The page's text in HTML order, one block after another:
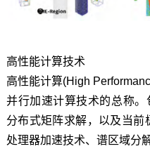
高性能计算技术
高性能计算(High
并行加速计算技术的总称。
分布式矩阵求解，以及当
处理器加速技术、谱区域分